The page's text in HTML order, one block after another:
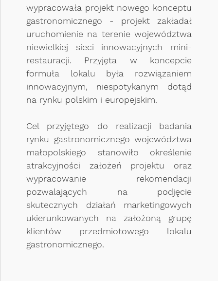
wypracowała projekt nowego konceptu
gastronomicznego - projekt zakładał
uruchomienie na terenie województwa
niewielkiej sieci innowacyjnych mini-
restauracji. Przyjęta w koncepcie
formuła lokalu była rozwiązaniem
innowacyjnym, niespotykanym dotąd
na rynku polskim i europejskim.
Cel przyjętego do realizacji badania
rynku gastronomicznego województwa
małopolskiego stanowiło określenie
atrakcyjności założeń projektu oraz
wypracowanie rekomendacji
pozwalających na podjęcie
skutecznych działań marketingowych
ukierunkowanych na założoną grupę
klientów przedmiotowego lokalu
gastronomicznego.